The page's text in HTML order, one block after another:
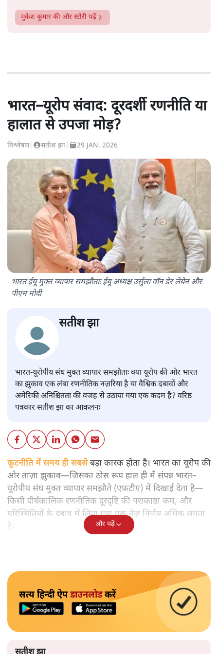
मुकेश कुमार की और स्टोरी पढ़ें
भारत–यूरोप संवाद: दूरदर्शी रणनीति या
हालात से उपजा मोड़?
विश्लेषण| सतीश झा 29 JAN, 2026
भारत ईयू मुक्त व्यापार समझौताः ईयू अध्यक्ष उर्सुला वॉन डेर लेयेन और
पीएम मोदी
सतीश झा
भारत-यूरोपीय संघ मुक्त व्यापार समझौताः क्या यूरोप की ओर भारत
का झुकाव एक लंबा रणनीतिक नज़रिया है या वैश्विक दबावों और
अमेरिकी अनिश्चितता की वजह से उठाया गया एक कदम है? वरिष्ठ
पत्रकार सतीश झा का आकलनः
कूटनीति में समय ही सबसेबड़ा कारक होता है। भारत का यूरोप की
ओर ताज़ा झुकाव—जिसका ठोस रूप हाल ही में संपन्न भारत–
यूरोपीय संघ मुक्त व्यापार समझौते (एफ़टीए) में दिखाई देता है—
किसी दीर्घकालिक रणनीतिक दूरदृष्टि की पराकाष्ठा कम, और
परिस्थितियों के दबाव में लिया गया एक तेज़ निर्णय अधिक लगता
है।
और पढ़ें
सत्य हिन्दी ऐपडाउनलोडकरें